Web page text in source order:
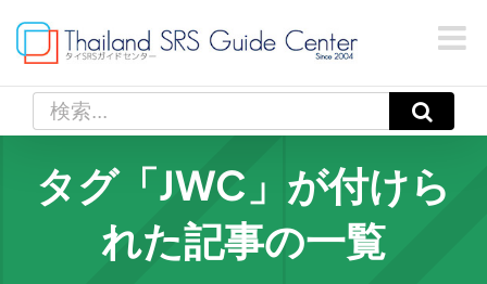
content
索
タグ「JWC」が付けら
れた記事の一覧